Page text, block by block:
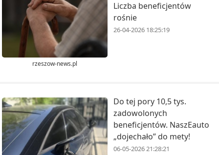
rzeszow-news.pl
Liczba beneficjentów
rośnie
26-04-2026 18:25:19
Do tej pory 10,5 tys.
zadowolonych
beneficjentów. NaszEauto
„dojechało” do mety!
06-05-2026 21:28:21